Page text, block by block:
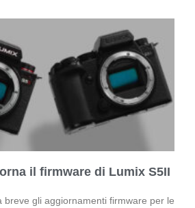
il firmware di Lumix S5II
breve gli aggiornamenti firmware per le